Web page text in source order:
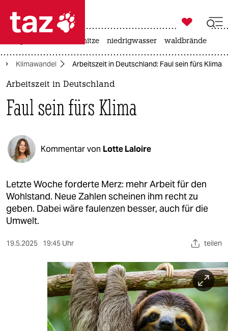
 taz zahl ich
taz zahl ich
politik
öko
gesellschaft
kultur
sport
wahrheit

taz zahl ich
hitze niedrigwasser waldbrände
Klimawandel Arbeitszeit in Deutschland: Faul sein fürs Klima
Arbeitszeit in Deutschland
Faul sein fürs Klima
Kommentar von Lotte Laloire
Letzte Woche forderte Merz: mehr Arbeit für den
Wohlstand. Neue Zahlen scheinen ihm recht zu
geben. Dabei wäre faulenzen besser, auch für die
Umwelt.
19.5.2025 19:45 Uhr teilen